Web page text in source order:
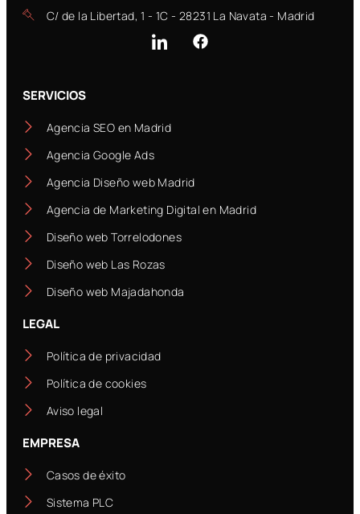
C/ de la Libertad, 1 - 1C - 28231 La Navata - Madrid
SERVICIOS
Agencia SEO en Madrid
Agencia Google Ads
Agencia Diseño web Madrid
Agencia de Marketing Digital en Madrid
Diseño web Torrelodones
Diseño web Las Rozas
Diseño web Majadahonda
LEGAL
Política de privacidad
Política de cookies
Aviso legal
EMPRESA
Casos de éxito
Sistema PLC